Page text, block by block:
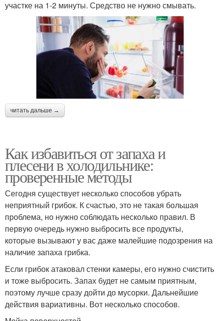
участке на 1-2 минуты. Средство не нужно смывать.
читать дальше →
Как избавиться от запаха и
плесени в холодильнике:
проверенные методы
Сегодня существует несколько способов убрать
неприятный грибок. К счастью, это не такая большая
проблема, но нужно соблюдать несколько правил. В
первую очередь нужно выбросить все продукты,
которые вызывают у вас даже малейшие подозрения на
наличие запаха грибка.
Если грибок атаковал стенки камеры, его нужно счистить
и тоже выбросить. Запах будет не самым приятным,
поэтому лучше сразу дойти до мусорки. Дальнейшие
действия вариативны. Вот несколько способов.